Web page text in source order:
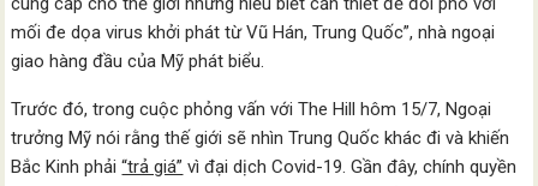
mối đe dọa virus khởi phát từ Vũ Hán, Trung Quốc”, nhà ngoại
giao hàng đầu của Mỹ phát biểu.
Trước đó, trong cuộc phỏng vấn với The Hill hôm 15/7, Ngoại
trưởng Mỹ nói rằng thế giới sẽ nhìn Trung Quốc khác đi và khiến
Bắc Kinh phải“trả giá” vì đại dịch Covid-19. Gần đây, chính quyền